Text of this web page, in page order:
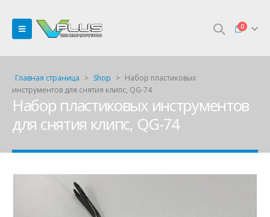
0
Главная страница > Shop > Набор пластиковых
инструментов для снятия клипс, QG-74
Набор пластиковых инструментов
для снятия клипс, QG-74